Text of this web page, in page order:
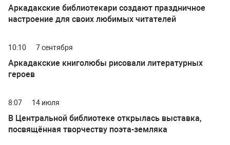
Аркадакские библиотекари создают праздничное
настроение для своих любимых читателей
10:10 7 сентября
Аркадакские книголюбы рисовали литературных
героев
8:07 14 июля
В Центральной библиотеке открылась выставка,
посвящённая творчеству поэта-земляка